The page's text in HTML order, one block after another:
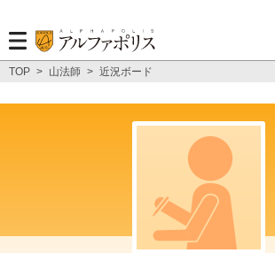
TOP > 山法師 > 近況ボード